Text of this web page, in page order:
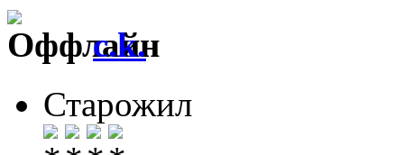
c.k.
Старожил